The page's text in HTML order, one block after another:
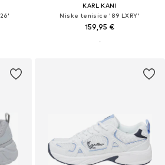
KARL KANI
Niske tenisice '89 LXRY'
159,95 €